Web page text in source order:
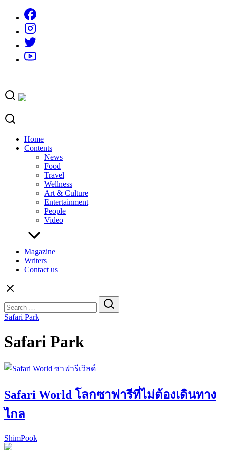
content
Home
Contents
News
Food
Travel
Wellness
Art & Culture
Entertainment
People
Video
Magazine
Writers
Contact us
for:
Safari Park
Safari Park
Safari World โลกซาฟารีที่ไม่ต้องเดินทาง
ไกล
ShimPook